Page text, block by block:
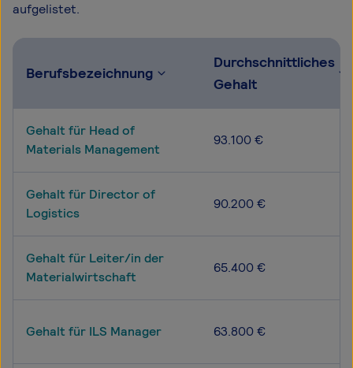
aufgelistet.
Berufsbezeichnung
Durchschnittliches
Gehalt
Gehalt für Head of
Materials Management
93.100 €
Gehalt für Director of
Logistics
90.200 €
Gehalt für Leiter/in der
Materialwirtschaft
65.400 €
Gehalt für ILS Manager 63.800 €